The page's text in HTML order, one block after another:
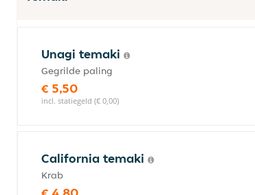
Unagi temaki
Gegrilde paling
€ 5,50
incl. statiegeld (€ 0,00)
California temaki
Krab